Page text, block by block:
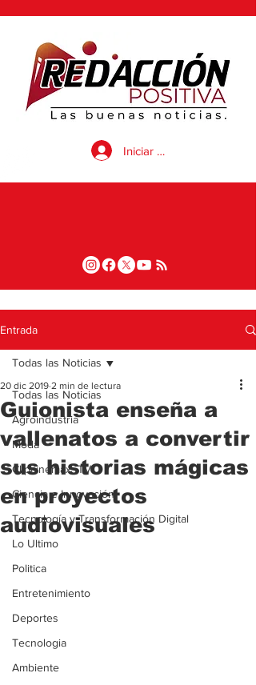
Iniciar sesión
Entrada
Todas las Noticias
Agroindustria
Moda
Clipcinemax_TV
Ciencia e Innovación
Tecnología y Transformación Digital
Lo Ultimo
Politica
Entretenimiento
Deportes
Tecnologia
Ambiente
Todas las Noticias
Guionista enseña a
vallenatos a convertir
sus historias mágicas
en proyectos
audiovisuales
20 dic 2019 2 min de lectura